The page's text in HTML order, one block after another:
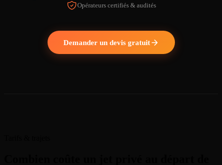
REGARDER LA VIDÉO
Opérateurs certifiés & audités
Demander un devis gratuit